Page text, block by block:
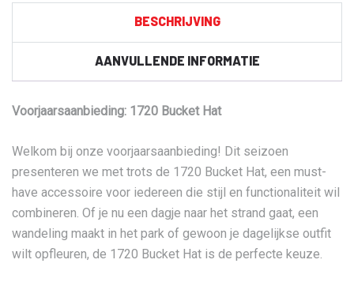
BESCHRIJVING
AANVULLENDE INFORMATIE
Voorjaarsaanbieding: 1720 Bucket Hat
Welkom bij onze voorjaarsaanbieding! Dit seizoen
presenteren we met trots de 1720 Bucket Hat, een must-
have accessoire voor iedereen die stijl en functionaliteit wil
combineren. Of je nu een dagje naar het strand gaat, een
wandeling maakt in het park of gewoon je dagelijkse outfit
wilt opfleuren, de 1720 Bucket Hat is de perfecte keuze.